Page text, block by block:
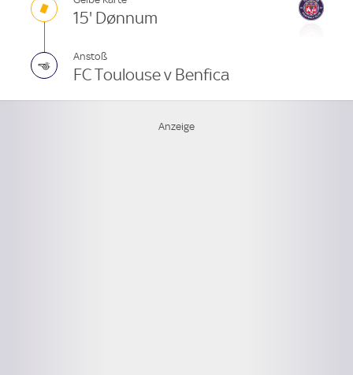
15' Dønnum
Anstoß
FC Toulouse v Benfica